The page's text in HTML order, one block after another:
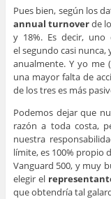
Pues bien, según los
annual turnoverde
y 18%. Es decir,
el segundo casi
anualmente. Y yo me
una mayor falta de
de los tres es más
Podemos dejar que
razón a toda costa,
nuestra
límite, es 100% propio
Vanguard 500, y muy
elegir el
que obtendría tal